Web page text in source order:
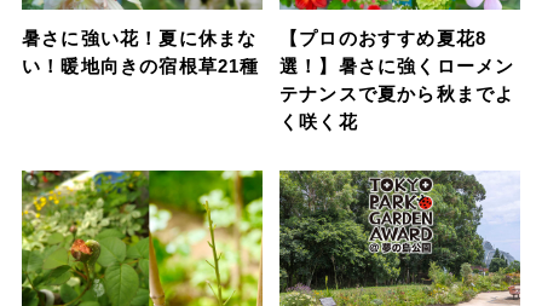
暑さに強い花！夏に休まな
い！暖地向きの宿根草21種
【プロのおすすめ夏花8
選！】暑さに強くローメン
テナンスで夏から秋までよ
く咲く花